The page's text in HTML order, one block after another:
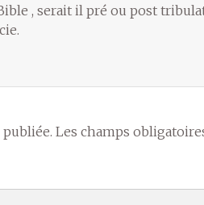
, serait il pré ou post
publiée. Les champs